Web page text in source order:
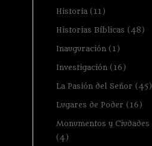
Historia (11)
Historias Bíblicas (48)
Inauguración (1)
Investigación (16)
La Pasión del Señor (45)
Lugares de Poder (16)
Monumentos y Ciudades
(4)